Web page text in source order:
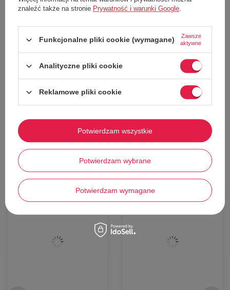
Materiałowe spodnie marki Liu jo
Wykonane z lnu
Szlufki na pasek
Stwórz zestaw i dodaj do
zamówienia
60% 50%
znaleźć także na stronie Prywatność i warunki Google.
Funkcjonalne pliki cookie (wymagane)
Zawsze
aktywne
Analityczne pliki cookie
Reklamowe pliki cookie
Potwierdzam wybrane
Potwierdzam wymagane
Potwierdzam wszystkie